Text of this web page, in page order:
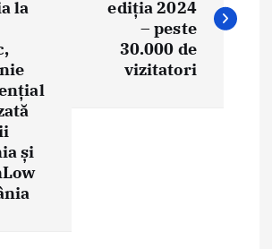
la
și
ediția 2024
– peste
30.000 de
vizitatori